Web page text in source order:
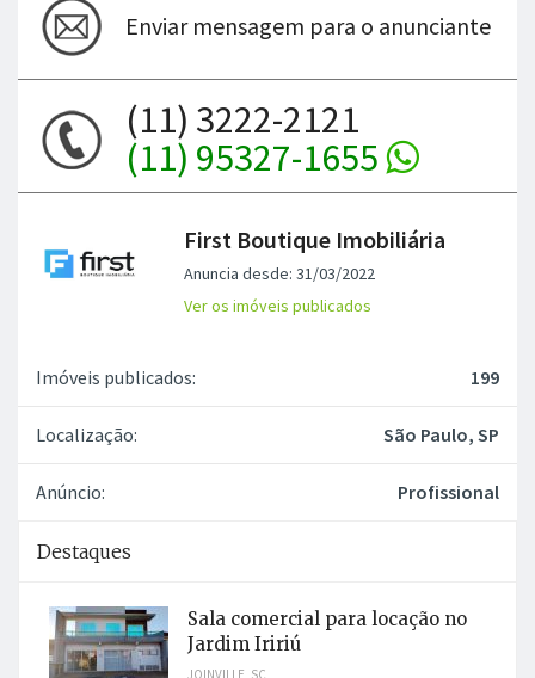
Enviar mensagem para o anunciante
(11) 3222-2121
(11) 95327-1655
First Boutique Imobiliária
Anuncia desde: 31/03/2022
Ver os imóveis publicados
Imóveis publicados: 199
Localização: São Paulo, SP
Anúncio: Profissional
Destaques
Sala comercial para locação no
Jardim Iririú
JOINVILLE, SC